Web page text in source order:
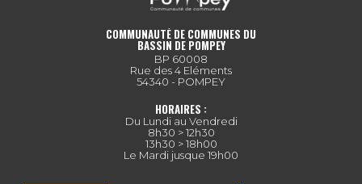
COMMUNAUTÉ DE COMMUNES DU
BASSIN DE POMPEY
BP 60008
Rue des 4 Eléments
54340 - POMPEY
HORAIRES :
Du Lundi au Vendredi
8h30 > 12h30
13h30 > 18h00
Le Mardi jusque 19h00